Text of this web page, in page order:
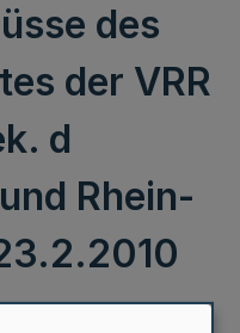
des
der VRR
d
Rhein-